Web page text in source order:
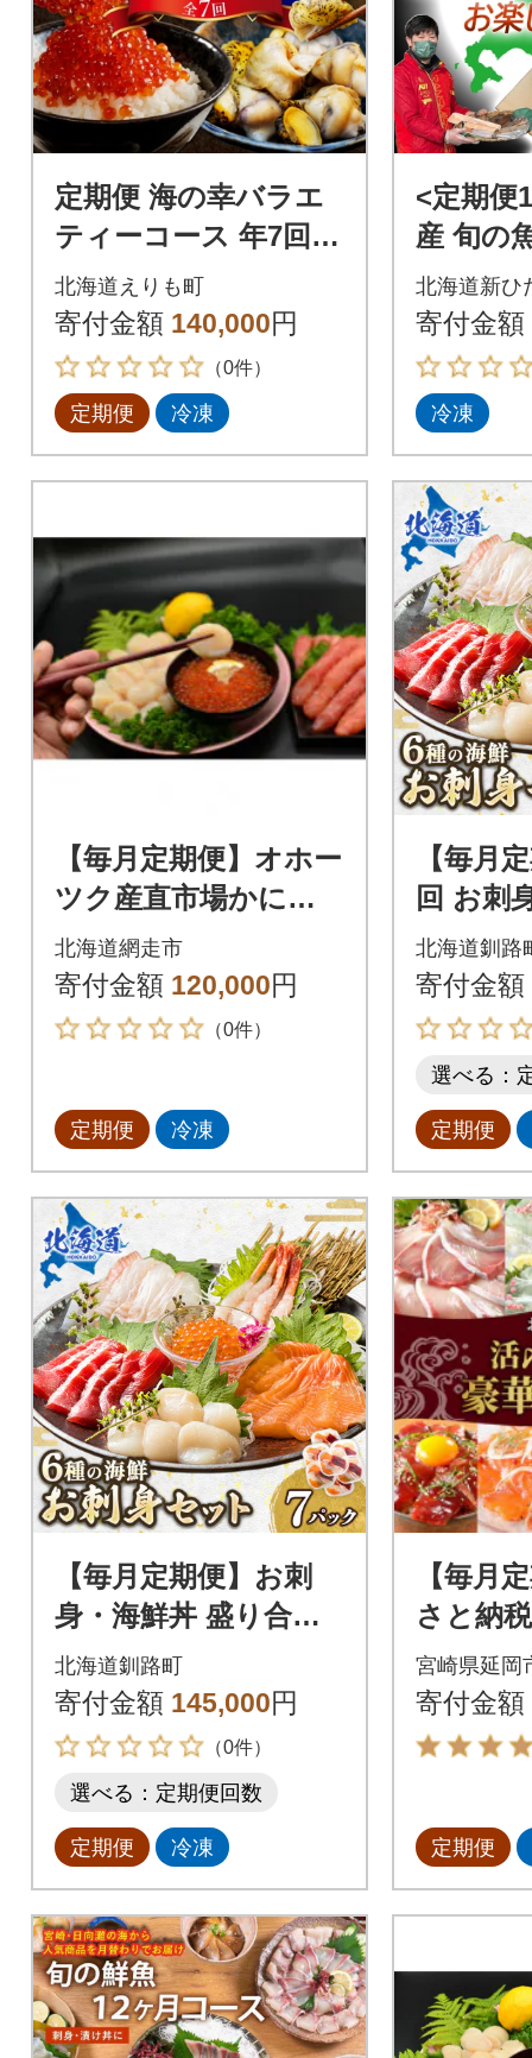
定期便 海の幸バラエ
ティーコース 年7回
【er001-040-c】
北海道えりも町
寄付金額 140,000円
（0件）
定期便 冷凍
<定期便
産 旬の
楽しみ
北海道新ひ
寄付金額
冷凍
【毎月定期便】オホー
ツク産直市場かにや
が人気の海鮮グルメ
をお届け全5回
北海道網走市
寄付金額 120,000円
（0件）
定期便 冷凍
【毎月
回 お刺
り合わ
ック 6
けパッ
北海道釧路
寄付金額
選べる：
定期便
【毎月定期便】お刺
身・海鮮丼 盛り合わ
せセット×7パック<6
種類/冷凍>小分けで便
利 全6回
北海道釧路町
寄付金額 145,000円
（0件）
選べる：定期便回数
定期便 冷凍
【毎月
さと納
お刺身
宮崎県延岡
寄付金額
定期便